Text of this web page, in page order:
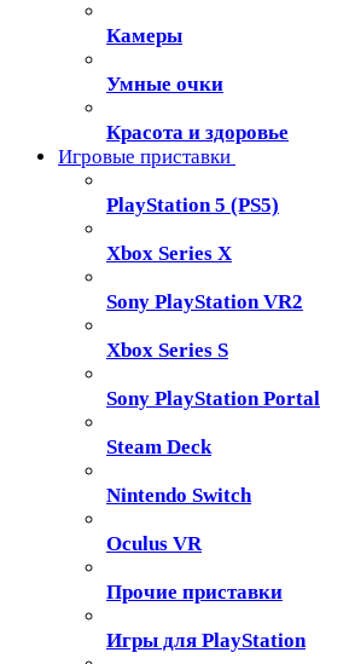
Камеры
Умные очки
Красота и здоровье
Игровые приставки
PlayStation 5 (PS5)
Xbox Series X
Sony PlayStation VR2
Xbox Series S
Sony PlayStation Portal
Steam Deck
Nintendo Switch
Oculus VR
Прочие приставки
Игры для PlayStation